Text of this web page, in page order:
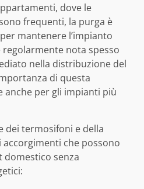
dove le
frequenti, la purga è
mantenere l’impianto
regolarmente nota spesso
nella distribuzione del
di questa
anche per gli impianti più
dei termosifoni e della
che possono
senza